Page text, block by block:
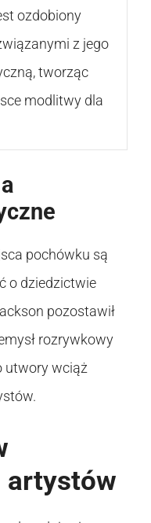
ozdobiony
z jego
tworząc
modlitwy dla
pochówku są
o dziedzictwie
pozostawił
rozrywkowy
utwory wciąż
artystów